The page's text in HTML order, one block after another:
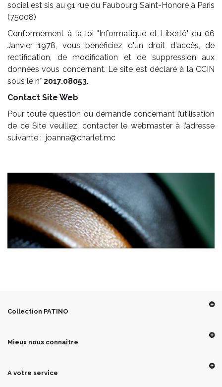
social est sis au 91 rue du Faubourg Saint-Honoré à Paris
(75008)
Conformément à la loi "Informatique et Liberté" du 06
Janvier 1978, vous bénéficiez d'un droit d'accès, de
rectification, de modification et de suppression aux
données vous concernant. Le site est déclaré à la CCIN
sous le n° 2017.08053.
Contact Site Web
Pour toute question ou demande concernant l’utilisation
de ce Site veuillez, contacter le webmaster à l’adresse
suivante : joanna@charlet.mc
Collection PATINO
Mieux nous connaître
A votre service